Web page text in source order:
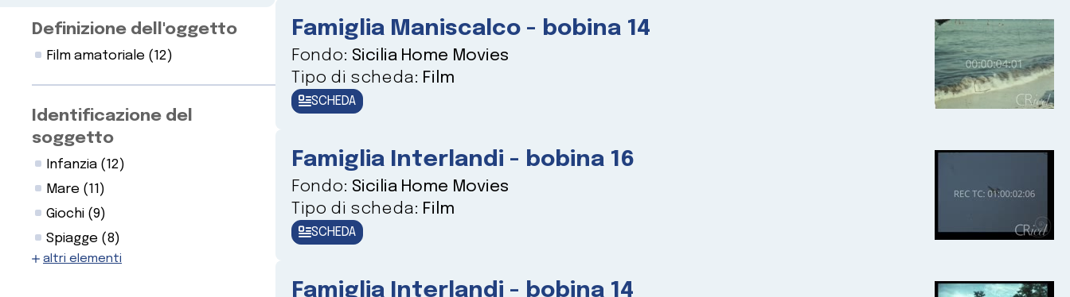
Definizione dell'oggetto
Film amatoriale (12)
Identificazione del
soggetto
Infanzia (12)
Mare (11)
Giochi (9)
Spiagge (8)
altri elementi
Famiglia Maniscalco - bobina 14
Fondo: Sicilia Home Movies
Tipo di scheda: Film
SCHEDA
Famiglia Interlandi - bobina 16
Fondo: Sicilia Home Movies
Tipo di scheda: Film
SCHEDA
Famiglia Interlandi - bobina 14